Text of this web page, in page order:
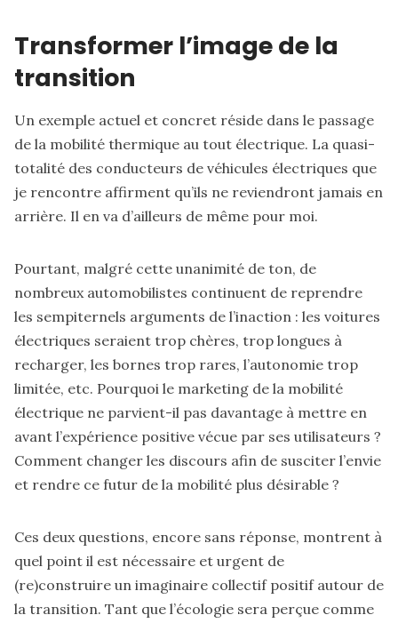
Transformer l’image de la
transition
Un exemple actuel et concret réside dans le passage
de la mobilité thermique au tout électrique. La quasi-
totalité des conducteurs de véhicules électriques que
je rencontre affirment qu’ils ne reviendront jamais en
arrière. Il en va d’ailleurs de même pour moi.
Pourtant, malgré cette unanimité de ton, de
nombreux automobilistes continuent de reprendre
les sempiternels arguments de l’inaction : les voitures
électriques seraient trop chères, trop longues à
recharger, les bornes trop rares, l’autonomie trop
limitée, etc. Pourquoi le marketing de la mobilité
électrique ne parvient-il pas davantage à mettre en
avant l’expérience positive vécue par ses utilisateurs ?
Comment changer les discours afin de susciter l’envie
et rendre ce futur de la mobilité plus désirable ?
Ces deux questions, encore sans réponse, montrent à
quel point il est nécessaire et urgent de
(re)construire un imaginaire collectif positif autour de
la transition. Tant que l’écologie sera perçue comme